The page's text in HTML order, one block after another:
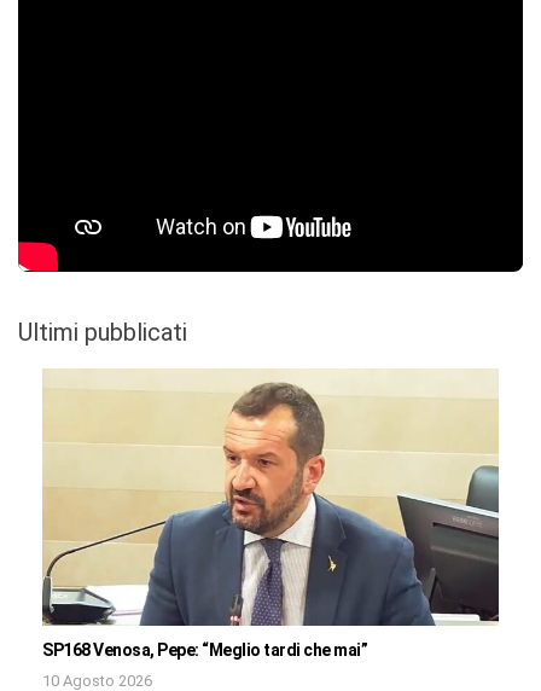
Ultimi pubblicati
SP168 Venosa, Pepe: “Meglio tardi che mai”
10 Agosto 2026